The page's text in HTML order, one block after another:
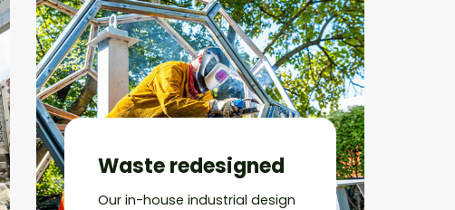
Waste redesigned
Our in-house industrial design